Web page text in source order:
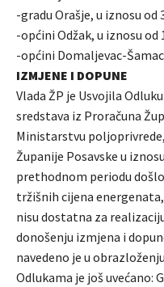
-gradu Orašje, u iznosu od
-općini Odžak, u iznosu od
-općini Domaljevac-
IZMJENE I DOPUNE
Vlada ŽP je Usvojila
sredstava iz Proračuna
Ministarstvu
Županije Posavske u
prethodnom periodu
tržišnih cijena
nisu dostatna za
donošenju izmjena i
navedeno je u
Odlukama je još uvećano: